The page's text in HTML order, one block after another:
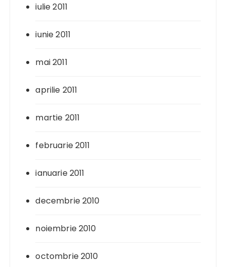
iulie 2011
iunie 2011
mai 2011
aprilie 2011
martie 2011
februarie 2011
ianuarie 2011
decembrie 2010
noiembrie 2010
octombrie 2010